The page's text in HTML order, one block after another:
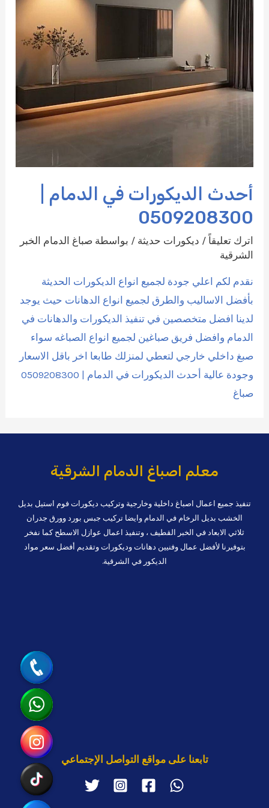
أحدث الديكورات في الدمام |
0509208300
اترك تعليقاً / ديكورات حديثة / بواسطة صباغ الدمام الخبر
الشرقية
نقدم لكم اعلي جودة لجميع انواع الديكورات الحديثة
بأفضل الاساليب والطرق لجميع انواع الدهانات حيث يوجد
لدينا افضل متخصصين في تنفيذ الديكورات والدهانات في
الدمام وافضل فريق صباغين لجميع انواع الصباغه سواء
صبغ داخلي خارجي لتعطي لمنزلك طابعا اخر باقل الاسعار
وجودة عالية أحدث الديكورات في الدمام | 0509208300
صباغ
معلم اصباغ الدمام الشرقية
تنفيذ جميع اعمال اصباغ داخلية وخارجية وتركيب ديكورات فوم استيل بديل
الخشب بديل الرخام في الدمام وايضا تركيب جبس بورد وورق جدران
ثلاثي الابعاد في الخبر القطيف ، وتنفيذ اعمال عوازل الاسطح كما نفخر
بتوفيرنا لأفضل عمال وفنيين دهانات وديكورات وتقديم أفضل سعر مواد
الديكور في الشرقية.
تابعنا على مواقع التواصل الإجتماعي
جوال
واتساب
انستقرام
تيك توك
رابط مخصّص